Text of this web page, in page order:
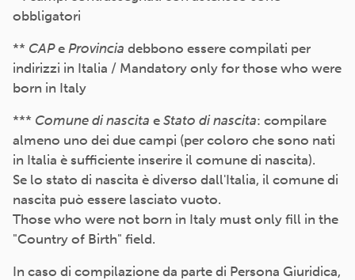
obbligatori
** CAPe Provincia debbono essere compilati per
indirizzi in Italia / Mandatory only for those who were
born in Italy
*** Comune di nascita e Stato di nascita: compilare
almeno uno dei due campi (per coloro che sono nati
in Italia è sufficiente inserire il comune di nascita).
Se lo stato di nascita è diverso dall'Italia, il comune di
nascita può essere lasciato vuoto.
Those who were not born in Italy must only fill in the
"Country of Birth" field.
In caso di compilazione da parte di Persona Giuridica,